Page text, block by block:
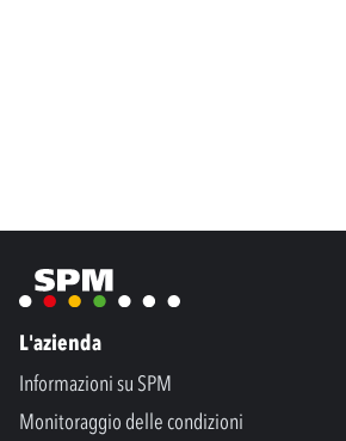
L'azienda
Informazioni su SPM
Monitoraggio delle condizioni